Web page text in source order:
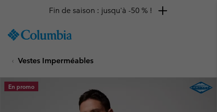
TO
SKIP
MAIN
NAV
Fin de saison : jusqu'à -50 % !
Vestes Imperméables
En promo